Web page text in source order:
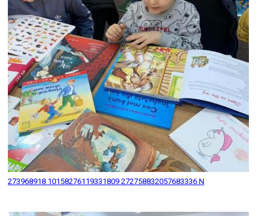
273968918 10158276119331809 272758832057683336 N